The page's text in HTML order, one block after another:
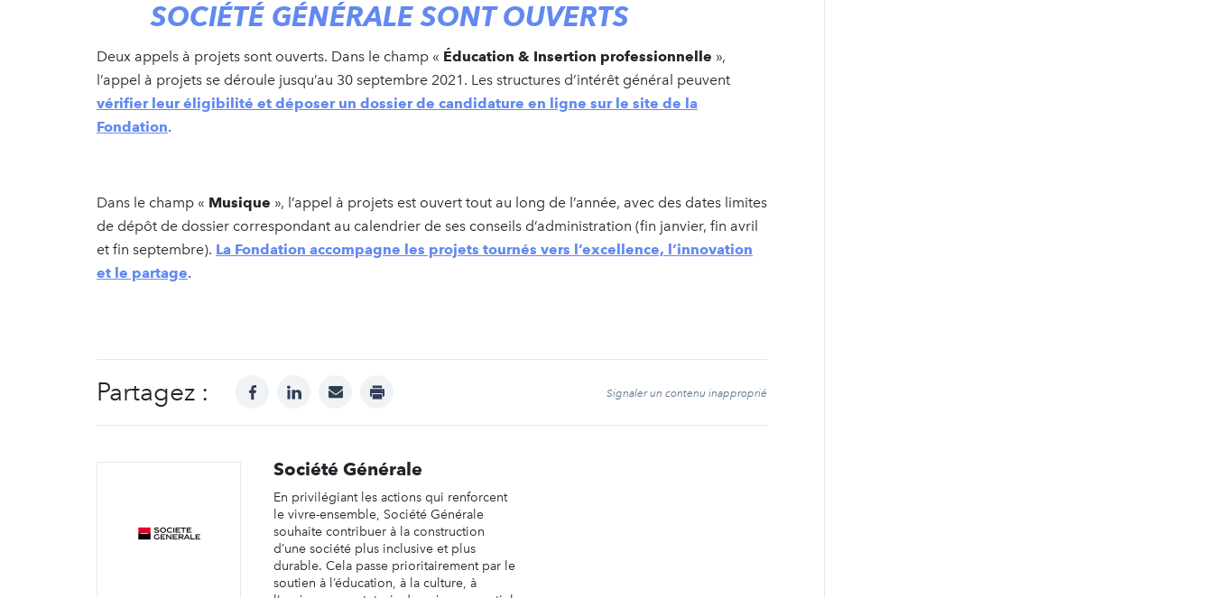
SOCIÉTÉ GÉNÉRALE SONT OUVERTS
Deux appels à projets sont ouverts. Dans le champ « Éducation & Insertion professionnelle »,
l’appel à projets se déroule jusqu’au 30 septembre 2021. Les structures d’intérêt général peuvent
vérifier leur éligibilité et déposer un dossier de candidature en ligne sur le site de la
Fondation.
Dans le champ « Musique », l’appel à projets est ouvert tout au long de l’année, avec des dates limites
de dépôt de dossier correspondant au calendrier de ses conseils d’administration (fin janvier, fin avril
et fin septembre). La Fondation accompagne les projets tournés vers l’excellence, l’innovation
et le partage.
Partagez : facebooklinkedinmail print Signaler un contenu inapproprié
Société Générale
En privilégiant les actions qui renforcent
le vivre-ensemble, Société Générale
souhaite contribuer à la construction
d’une société plus inclusive et plus
durable. Cela passe prioritairement par le
soutien à l’éducation, à la culture, à